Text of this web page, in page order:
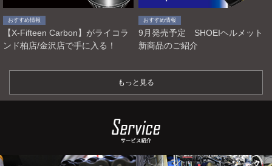
おすすめ情報
【X-Fifteen Carbon】がライコラ
ンド柏店/金沢店で手に入る！
おすすめ情報
9月発売予定 SHOEIヘルメット
新商品のご紹介
もっと見る